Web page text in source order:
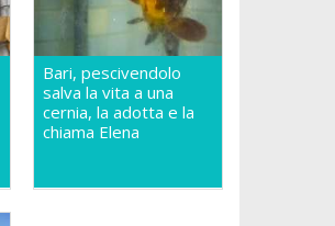
Bari, pescivendolo
salva la vita a una
cernia, la adotta e la
chiama Elena